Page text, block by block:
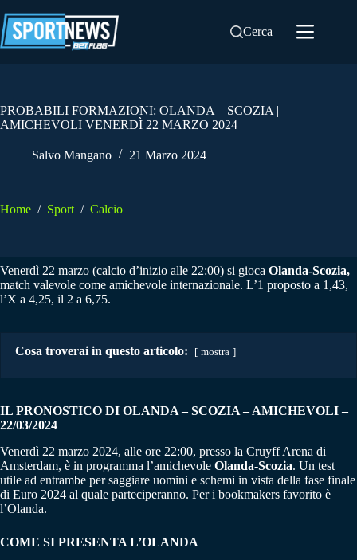
al
contenuto
Cerca
PROBABILI FORMAZIONI: OLANDA – SCOZIA |
AMICHEVOLI VENERDÌ 22 MARZO 2024
Salvo Mangano 21 Marzo 2024
Home / Sport / Calcio
Venerdì 22 marzo (calcio d’inizio alle 22:00) si gioca Olanda-Scozia,
match valevole come amichevole internazionale. L’1 proposto a 1,43,
l’X a 4,25, il 2 a 6,75.
Cosa troverai in questo articolo: mostra
IL PRONOSTICO DI OLANDA – SCOZIA – AMICHEVOLI –
22/03/2024
Venerdì 22 marzo 2024, alle ore 22:00, presso la Cruyff Arena di
Amsterdam, è in programma l’amichevole Olanda-Scozia. Un test
utile ad entrambe per saggiare uomini e schemi in vista della fase finale
di Euro 2024 al quale parteciperanno. Per i bookmakers favorito è
l’Olanda.
COME SI PRESENTA L’OLANDA